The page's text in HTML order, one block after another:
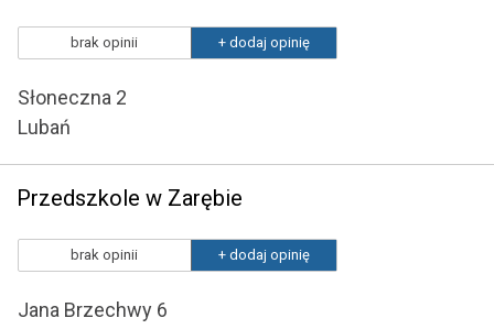
brak opinii + dodaj opinię
Słoneczna 2
Lubań
Przedszkole w Zarębie
brak opinii + dodaj opinię
Jana Brzechwy 6